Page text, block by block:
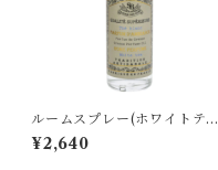
ルームスプレー(ホワイトティ
ーの香り)
¥2,640